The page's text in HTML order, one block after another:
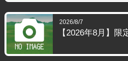
2026/8/7
【2026年8月】限